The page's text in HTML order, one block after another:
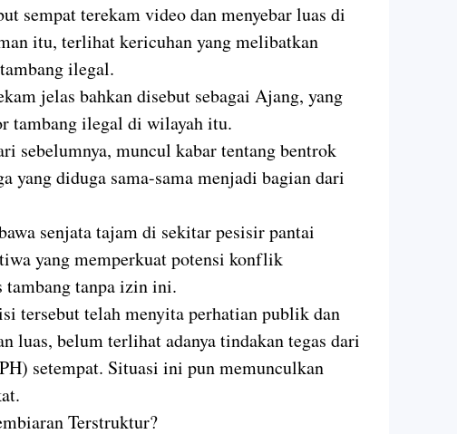
sempat terekam video dan menyebar luas di
itu, terlihat kericuhan yang melibatkan
ilegal.
jelas bahkan disebut sebagai Ajang, yang
tambang ilegal di wilayah itu.
sebelumnya, muncul kabar tentang bentrok
yang diduga sama-sama menjadi bagian dari
senjata tajam di sekitar pesisir pantai
yang memperkuat potensi konflik
tanpa izin ini.
tersebut telah menyita perhatian publik dan
luas, belum terlihat adanya tindakan tegas dari
setempat. Situasi ini pun memunculkan
Terstruktur?